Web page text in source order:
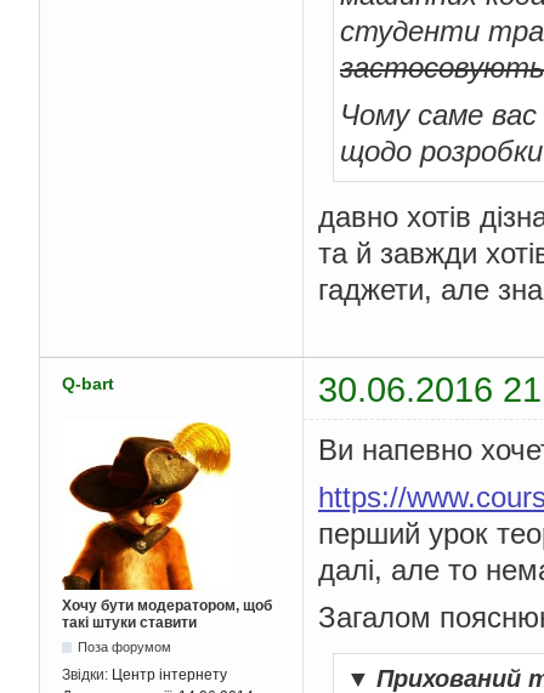
студенти
застосовують
Чому саме вас
щодо
давно хотів
та й завжди
гаджети, але
Q-bart 30.06.2016
Хочу бути модератором, щоб
такі штуки ставити
Поза форумом
Звідки: Центр інтернету
Ви напевно
https://
перший урок
далі, але то
Загалом
▼ Прихований